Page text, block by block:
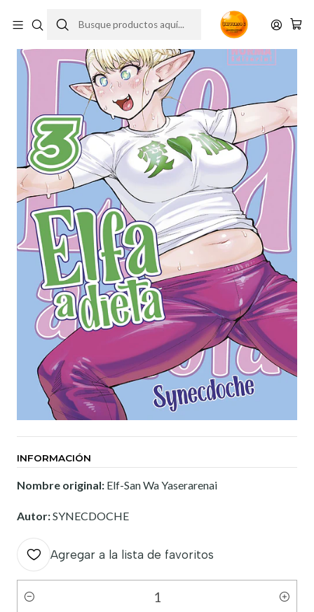
INFORMACIÓN
Nombre original: Elf-San Wa Yaserarenai
Autor:SYNECDOCHE
Agregar a la lista de favoritos
Cantidad